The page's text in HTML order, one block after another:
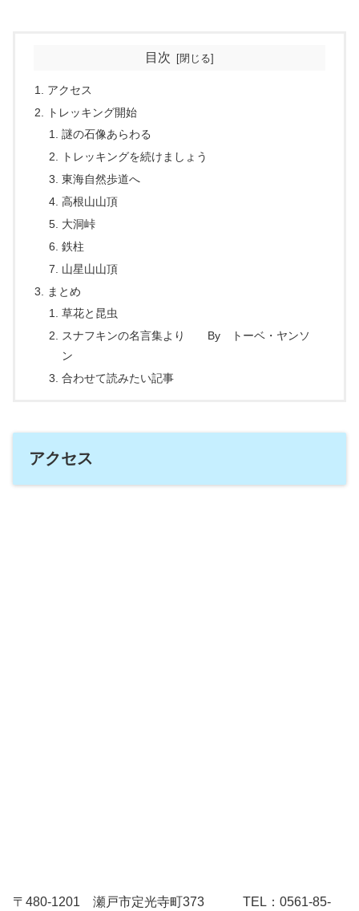
目次
アクセス
トレッキング開始
謎の石像あらわる
トレッキングを続けましょう
東海自然歩道へ
高根山山頂
大洞峠
鉄柱
山星山山頂
まとめ
草花と昆虫
スナフキンの名言集より By トーベ・ヤンソ
ン
合わせて読みたい記事
アクセス
〒480-1201 瀬戸市定光寺町373 TEL：0561-85-